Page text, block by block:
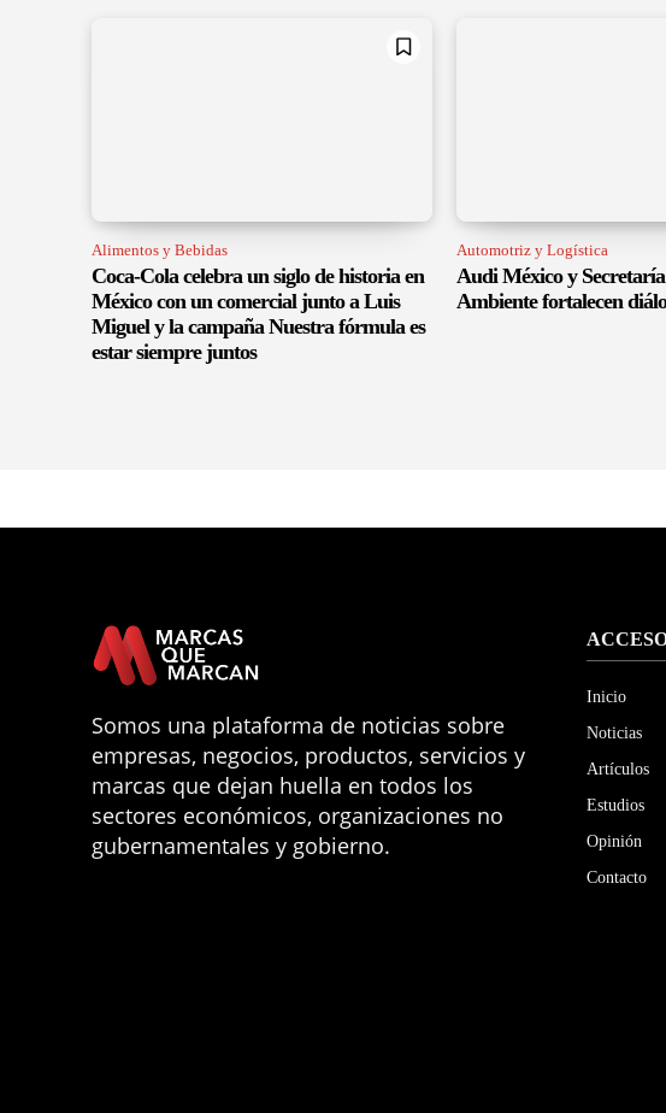
Alimentos y Bebidas
Coca-Cola celebra un siglo de historia en
México con un comercial junto a Luis
Miguel y la campaña Nuestra fórmula es
estar siempre juntos
Automotriz y Logística
Audi México y
Ambiente fortalecen
Somos una plataforma de noticias sobre
empresas, negocios, productos, servicios y
marcas que dejan huella en todos los
sectores económicos, organizaciones no
gubernamentales y gobierno.
Inicio
Noticias
Artículos
Estudios
Opinión
Contacto